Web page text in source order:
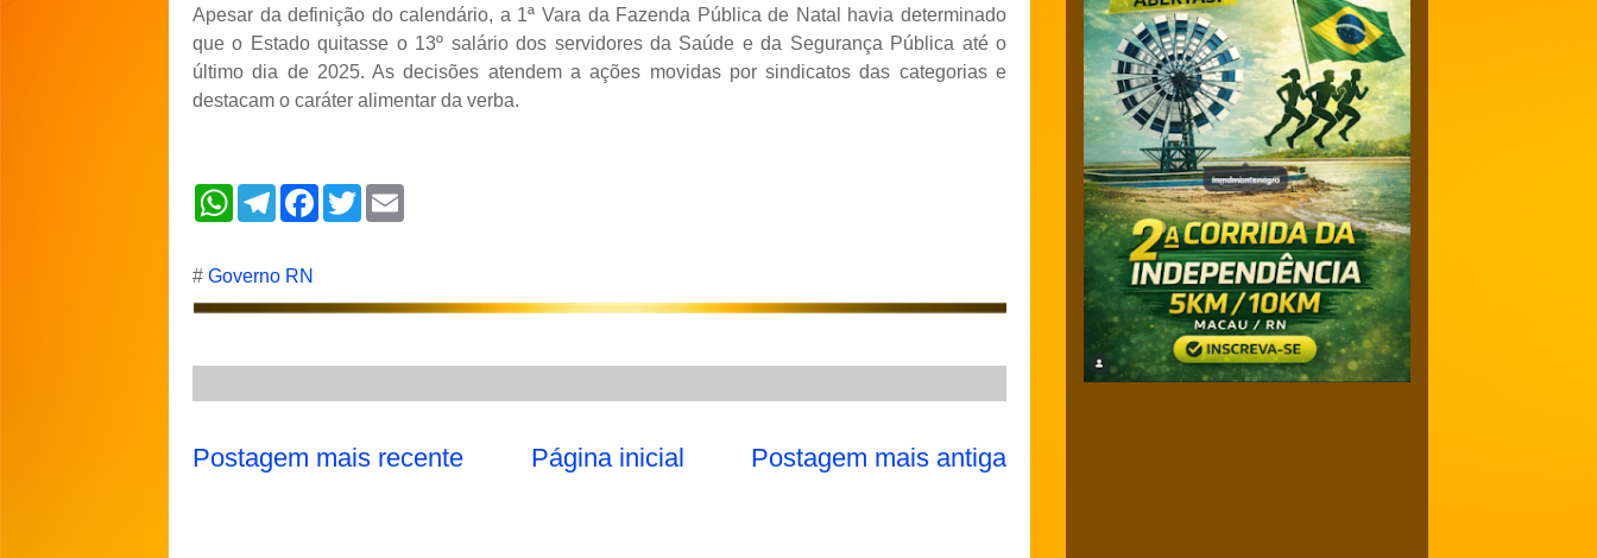
Apesar da definição do calendário, a 1ª Vara da Fazenda Pública de Natal havia determinado
que o Estado quitasse o 13º salário dos servidores da Saúde e da Segurança Pública até o
último dia de 2025. As decisões atendem a ações movidas por sindicatos das categorias e
destacam o caráter alimentar da verba.
W
s
A
p
T
e
g
r
a
F
a
o
T
w
r
# Governo RN
Postagem mais recente Postagem mais antiga
Página inicial